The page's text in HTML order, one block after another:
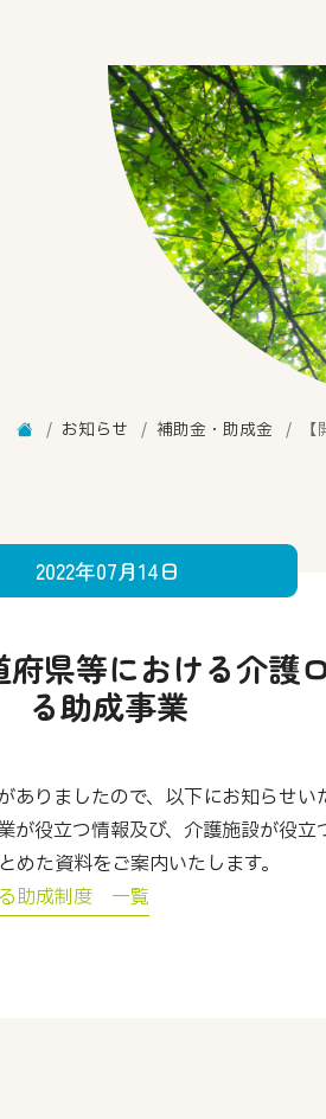
お知らせ 補助金・助成金
2022年07月14日
府県等における介護
る助成事業
りましたので、以下にお知らせい
が役立つ情報及び、介護施設が役
た資料をご案内いたします。
助成制度 一覧